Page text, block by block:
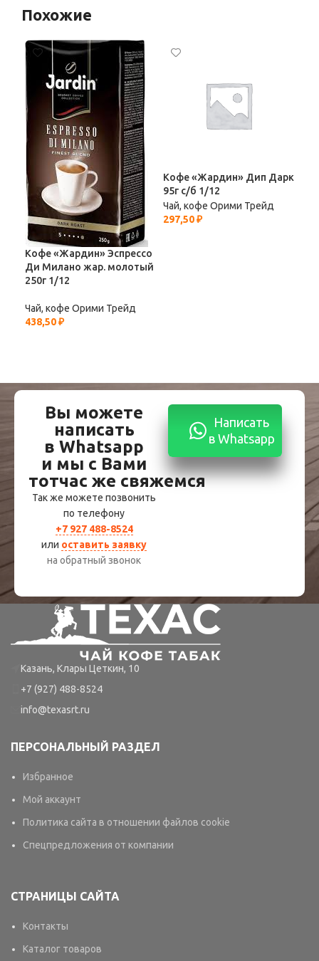
Похожие
Кофе «Жардин» Эспрессо
Ди Милано жар. молотый
250г 1/12
Чай, кофе Орими Трейд
438,50₽
Кофе «Жардин» Дип Дарк
95г с/б 1/12
Чай, кофе Орими Трейд
297,50₽
Вы можете
написать
в Whatsapp
и мы с Вами
тотчас же свяжемся
Так же можете позвонить
по телефону
+7 927 488-8524
или оставить заявку
на обратный звонок
Написать
в Whatsapp
Казань, Клары Цеткин, 10
+7 (927) 488-8524
info@texasrt.ru
ПЕРСОНАЛЬНЫЙ РАЗДЕЛ
Избранное
Мой аккаунт
Политика сайта в отношении файлов cookie
Спецпредложения от компании
СТРАНИЦЫ САЙТА
Контакты
Каталог товаров